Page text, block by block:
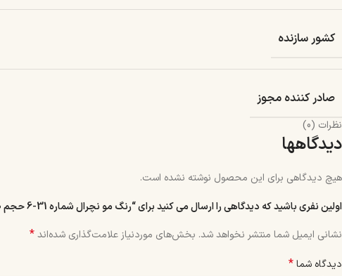
کشور سازنده
صادر کننده مجوز
نظرات (0)
دیدگاهها
هیچ دیدگاهی برای این محصول نوشته نشده است.
اولین نفری باشید که دیدگاهی را ارسال می کنید برای “رنگ مو نچرال شماره 31-6 حجم 120 میل رنگ بلوند بژ تیره”
نشانی ایمیل شما منتشر نخواهد شد. بخش‌های موردنیاز علامت‌گذاری شده‌اند*
دیدگاه شما*